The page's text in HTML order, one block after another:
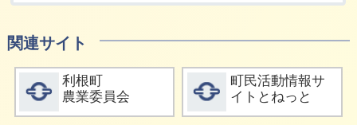
関連サイト
詳細をみる
利根町
農業委員会
詳細をみる
町民活動情報サ
イトとねっと